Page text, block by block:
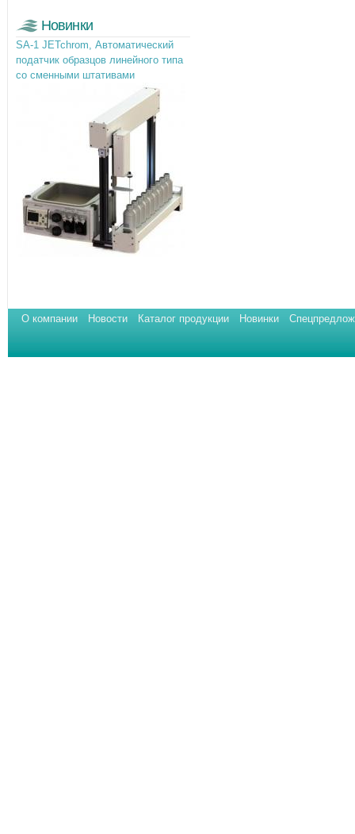
Новинки
SA-1 JETchrom, Автоматический
податчик образцов линейного типа
со сменными штативами
О компании Новости Каталог продукции Новинки